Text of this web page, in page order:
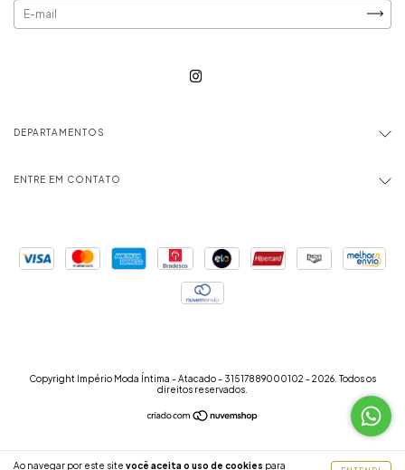
Ao navegar por este site você aceita o uso de cookies para
DEPARTAMENTOS
ENTRE EM CONTATO
Copyright Império Moda Íntima - Atacado - 31517889000102 - 2026. Todos os
direitos reservados.